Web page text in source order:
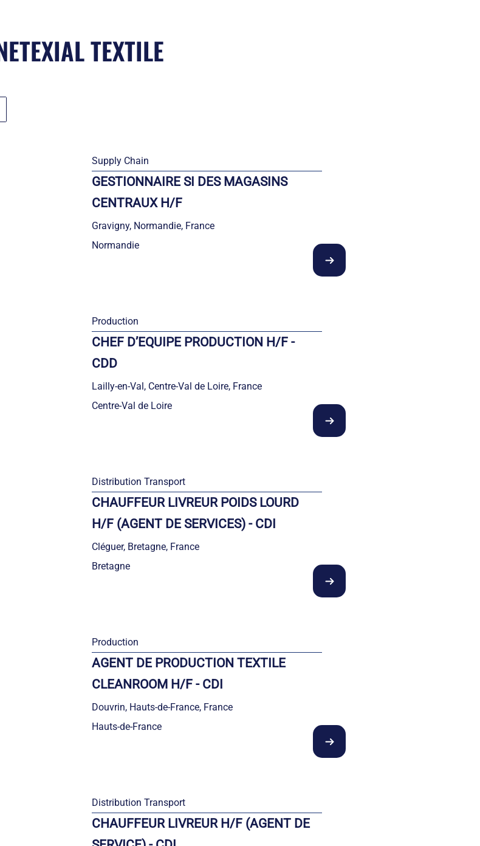
TEXTILE
Supply Chain
GESTIONNAIRE SI DES MAGASINS
CENTRAUX H/F
Gravigny, Normandie, France
Normandie
Production
CHEF D’EQUIPE PRODUCTION H/F -
CDD
Lailly-en-Val, Centre-Val de Loire, France
Centre-Val de Loire
Distribution Transport
CHAUFFEUR LIVREUR POIDS LOURD
H/F (AGENT DE SERVICES) - CDI
Cléguer, Bretagne, France
Bretagne
Production
AGENT DE PRODUCTION TEXTILE
CLEANROOM H/F - CDI
Douvrin, Hauts-de-France, France
Hauts-de-France
Distribution Transport
CHAUFFEUR LIVREUR H/F (AGENT DE